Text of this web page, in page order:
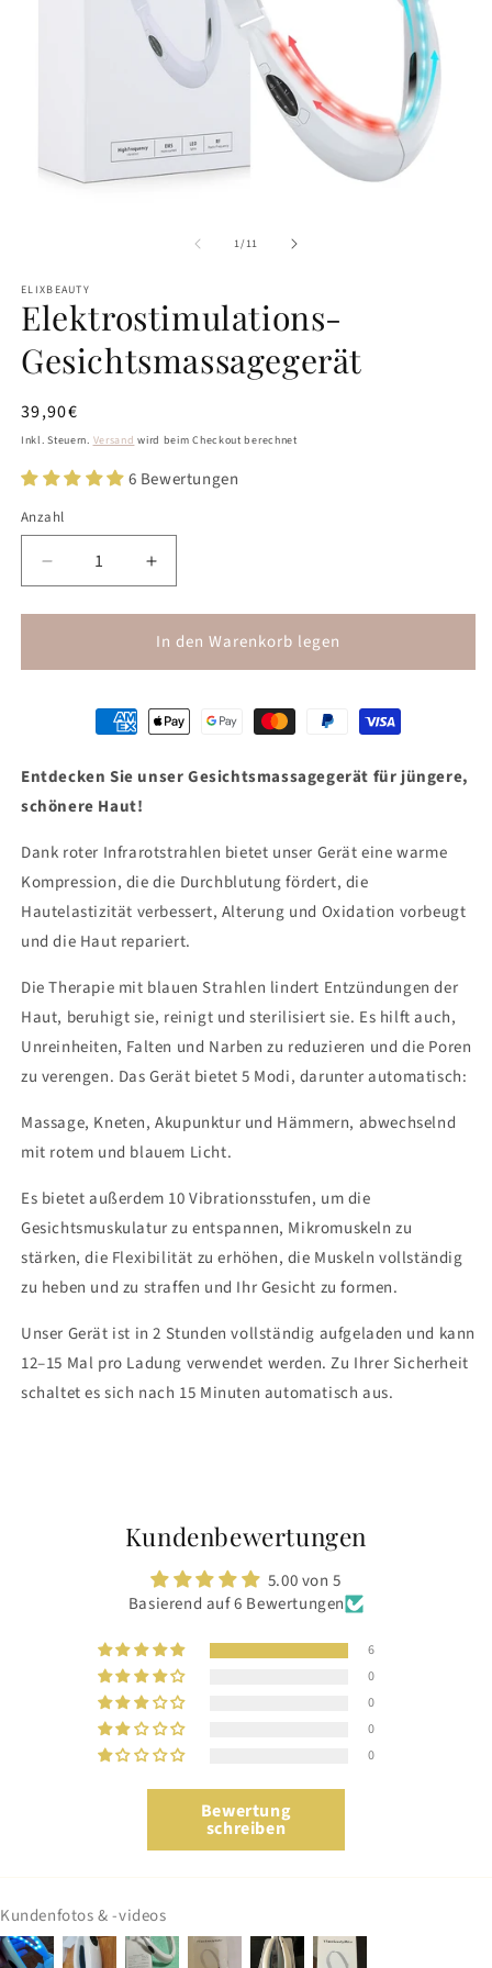
1/von
11
ELIXBEAUTY
Elektrostimulations-
Gesichtsmassagegerät
Normaler
Preis
39,90€
Inkl. Steuern. Versand wird beim Checkout berechnet
6 Bewertungen
Anzahl
Anzahl
Verringere
die
Menge
Erhöhe
die
Menge
für
In den Warenkorb legen
Entdecken Sie unser Gesichtsmassagegerät für jüngere,
schönere Haut!
Dank roter Infrarotstrahlen bietet unser Gerät eine warme
Kompression, die die Durchblutung fördert, die
Hautelastizität verbessert, Alterung und Oxidation vorbeugt
und die Haut repariert.
Die Therapie mit blauen Strahlen lindert Entzündungen der
Haut, beruhigt sie, reinigt und sterilisiert sie. Es hilft auch,
Unreinheiten, Falten und Narben zu reduzieren und die Poren
zu verengen. Das Gerät bietet 5 Modi, darunter automatisch:
Massage, Kneten, Akupunktur und Hämmern, abwechselnd
mit rotem und blauem Licht.
Es bietet außerdem 10 Vibrationsstufen, um die
Gesichtsmuskulatur zu entspannen, Mikromuskeln zu
stärken, die Flexibilität zu erhöhen, die Muskeln vollständig
zu heben und zu straffen und Ihr Gesicht zu formen.
Unser Gerät ist in 2 Stunden vollständig aufgeladen und kann
12–15 Mal pro Ladung verwendet werden. Zu Ihrer Sicherheit
schaltet es sich nach 15 Minuten automatisch aus.
Kundenbewertungen
5.00 von 5
Basierend auf 6 Bewertungen
6
0
0
0
0
Bewertung
schreiben
Kundenfotos & -videos